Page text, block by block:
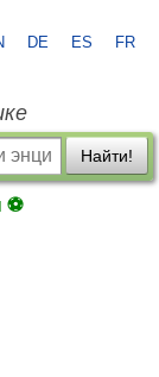
DE ES FR
Найти!
⚽